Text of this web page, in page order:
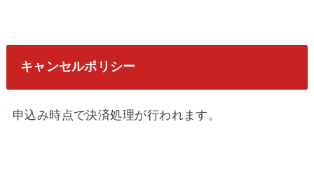
キャンセルポリシー
申込み時点で決済処理が行われます。